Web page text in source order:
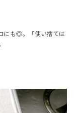
にも◎。「使い捨ては